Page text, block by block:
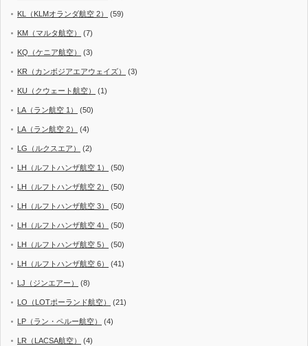
KL（KLMオランダ航空 2） (59)
KM（マルタ航空） (7)
KQ（ケニア航空） (3)
KR（カンボジアエアウェイズ） (3)
KU（クウェート航空） (1)
LA（ラン航空 1） (50)
LA（ラン航空 2） (4)
LG（ルクスエア） (2)
LH（ルフトハンザ航空 1） (50)
LH（ルフトハンザ航空 2） (50)
LH（ルフトハンザ航空 3） (50)
LH（ルフトハンザ航空 4） (50)
LH（ルフトハンザ航空 5） (50)
LH（ルフトハンザ航空 6） (41)
LJ（ジンエアー） (8)
LO（LOTポーランド航空） (21)
LP（ラン・ペルー航空） (4)
LR（LACSA航空） (4)